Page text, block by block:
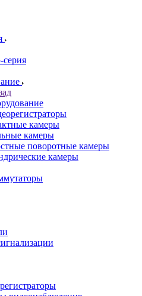
серия
камеры
камеры
поворотные камеры
камеры